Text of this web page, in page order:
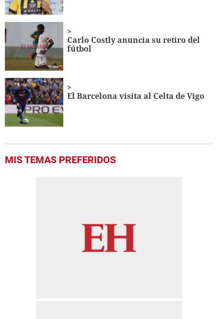
Carlo Costly anuncia su retiro del
fútbol
El Barcelona visita al Celta de Vigo
MIS TEMAS PREFERIDOS